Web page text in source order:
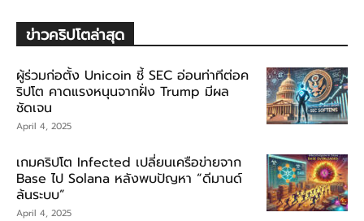
ข่าวคริปโตล่าสุด
ผู้ร่วมก่อตั้ง Unicoin ชี้ SEC อ่อนท่าทีต่อค
ริปโต คาดแรงหนุนจากฝั่ง Trump มีผล
ชัดเจน
April 4, 2025
เกมคริปโต Infected เปลี่ยนเครือข่ายจาก
Base ไป Solana หลังพบปัญหา “ดีมานด์
ล้นระบบ”
April 4, 2025